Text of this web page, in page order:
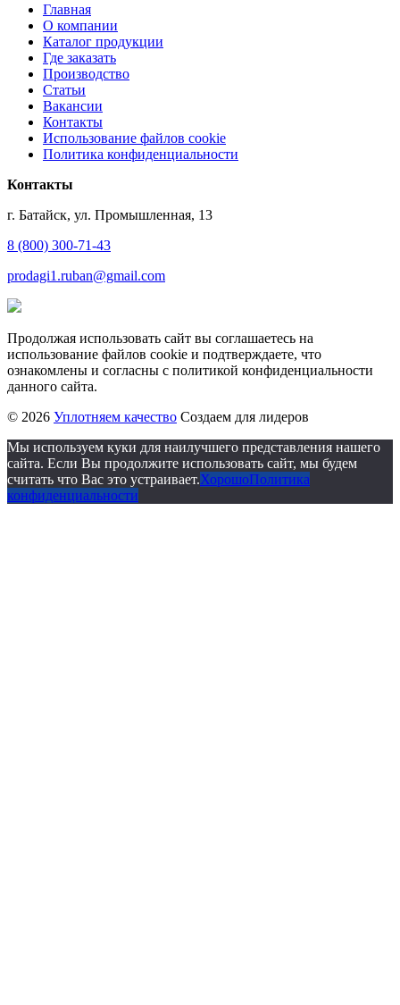
Главная
О компании
Каталог продукции
Где заказать
Производство
Статьи
Вакансии
Контакты
Использование файлов cookie
Политика конфиденциальности
Контакты
г. Батайск, ул. Промышленная, 13
8 (800) 300-71-43
prodagi1.ruban@gmail.com
Продолжая использовать сайт вы соглашаетесь на
использование файлов cookie и подтверждаете, что
ознакомлены и согласны с политикой конфиденциальности
данного сайта.
© 2026 Уплотняем качество Создаем для лидеров
Мы используем куки для наилучшего представления нашего
сайта. Если Вы продолжите использовать сайт, мы будем
считать что Вас это устраивает.ХорошоПолитика
конфиденциальности